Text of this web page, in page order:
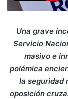
Una grave
Servicio
masivo e
polémica
la seguridad
oposición